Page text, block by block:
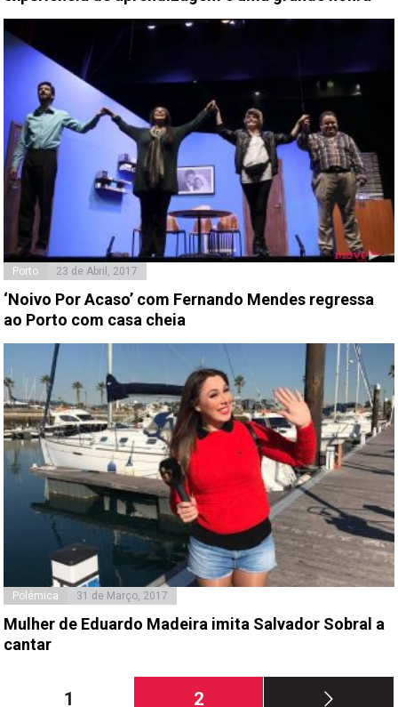
Porto 23 de Abril, 2017
‘Noivo Por Acaso’ com Fernando Mendes regressa
ao Porto com casa cheia
Polémica 31 de Março, 2017
Mulher de Eduardo Madeira imita Salvador Sobral a
cantar
Paginação
Página
1 Página
2